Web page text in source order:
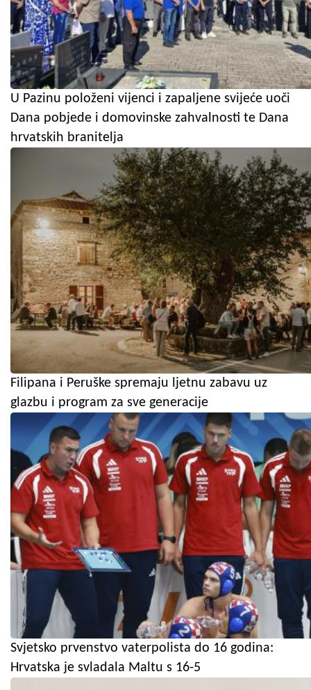
U Pazinu položeni vijenci i zapaljene svijeće uoči
Dana pobjede i domovinske zahvalnosti te Dana
hrvatskih branitelja
Filipana i Peruške spremaju ljetnu zabavu uz
glazbu i program za sve generacije
Svjetsko prvenstvo vaterpolista do 16 godina:
Hrvatska je svladala Maltu s 16-5